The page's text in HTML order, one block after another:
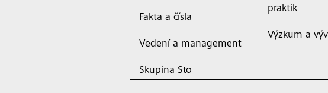
Fakta a čísla
Vedení a management
Skupina Sto
praktik
Výzkum a